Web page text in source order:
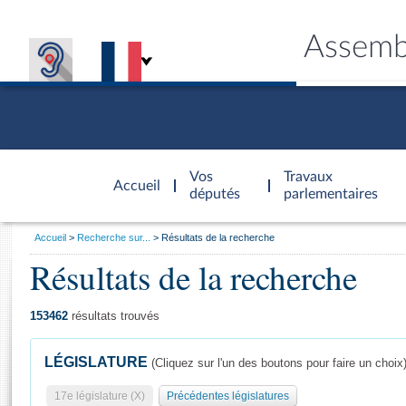
Accueil
d'accueil
Vos
députés
Travaux
parlementaires
Général
Vous
Accueil Recherche sur... Résultats de la recherche
Résultats de la recherche
153462 résultats trouvés
LÉGISLATURE (Cliquez sur l'un des boutons pour faire un choix)
17e législature (X) Précédentes législatures